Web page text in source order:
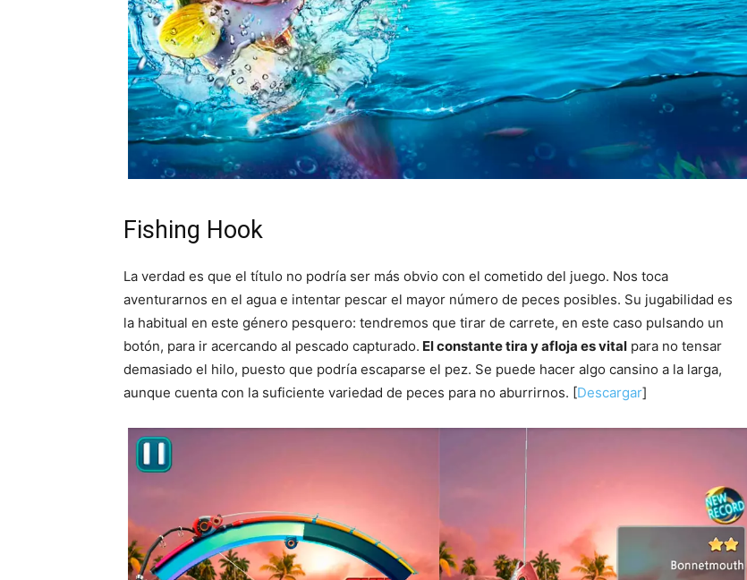
Fishing Hook
La verdad es que el título no podría ser más obvio con el cometido del juego. Nos toca
aventurarnos en el agua e intentar pescar el mayor número de peces posibles. Su jugabilidad es
la habitual en este género pesquero: tendremos que tirar de carrete, en este caso pulsando un
botón, para ir acercando al pescado capturado. El constante tira y afloja es vital para no tensar
demasiado el hilo, puesto que podría escaparse el pez. Se puede hacer algo cansino a la larga,
aunque cuenta con la suficiente variedad de peces para no aburrirnos. [Descargar]